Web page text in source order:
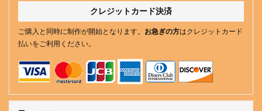
クレジットカード決済
ご購入と同時に制作が開始となります。 お急ぎの方はクレジットカード
払いをご利用ください。